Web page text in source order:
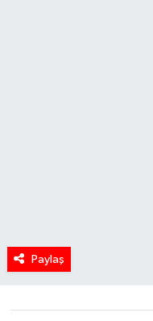
Paylaş
RESMİ İLANLAR